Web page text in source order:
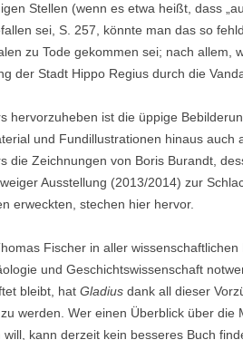
Stellen (wenn es etwa heißt, dass
sei, S. 257, könnte man das so
zu Tode gekommen sei; nach allem,
der Stadt Hippo Regius durch die
hervorzuheben ist die üppige
und Fundillustrationen hinaus auch
die Zeichnungen von Boris Burandt,
Ausstellung (2013/2014) zur
erweckten, stechen hier hervor.
Fischer in aller
und Geschichtswissenschaft
bleibt, hat Gladius dank all dieser
werden. Wer einen Überblick über
will, kann derzeit kein besseres Buch